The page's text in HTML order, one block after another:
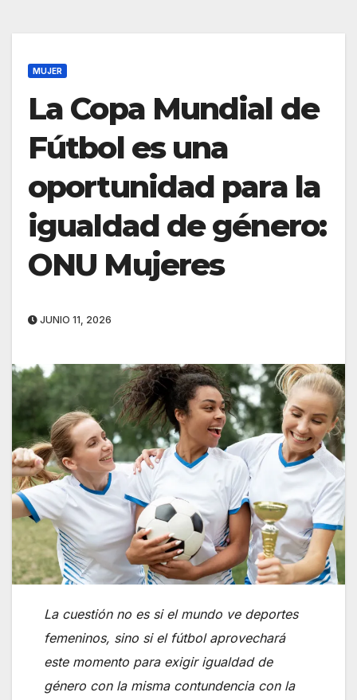
MUJER
La Copa Mundial de
Fútbol es una
oportunidad para la
igualdad de género:
ONU Mujeres
JUNIO 11, 2026
La cuestión no es si el mundo ve deportes
femeninos, sino si el fútbol aprovechará
este momento para exigir igualdad de
género con la misma contundencia con la